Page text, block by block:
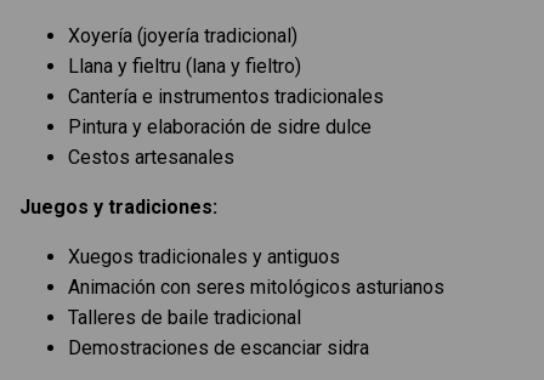
Xoyería (joyería tradicional)
Llana y fieltru (lana y fieltro)
Cantería e instrumentos tradicionales
Pintura y elaboración de sidre dulce
Cestos artesanales
Juegos y tradiciones:
Xuegos tradicionales y antiguos
Animación con seres mitológicos asturianos
Talleres de baile tradicional
Demostraciones de escanciar sidra